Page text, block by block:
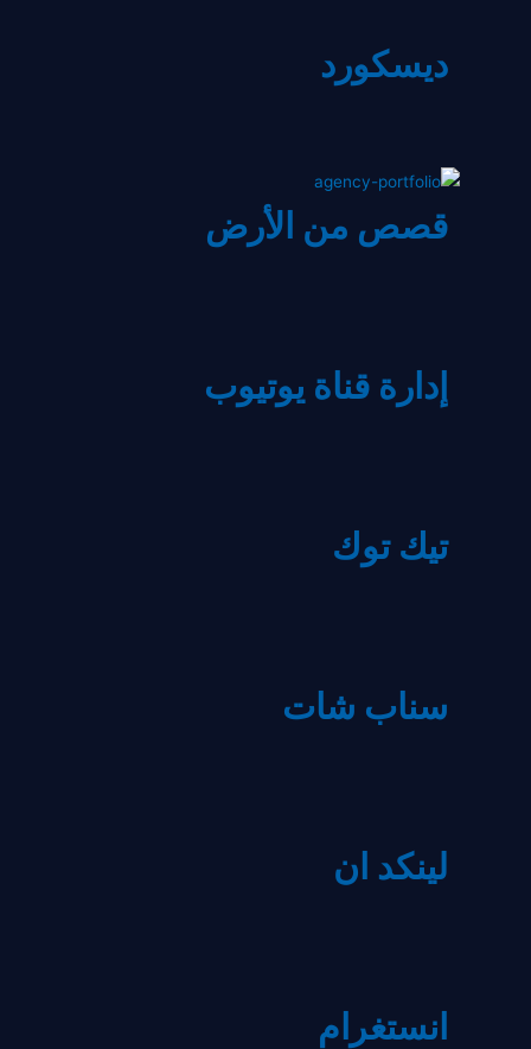
ديسكورد
قصص من الأرض
إدارة قناة يوتيوب
تيك توك
سناب شات
لينكد ان
انستغرام